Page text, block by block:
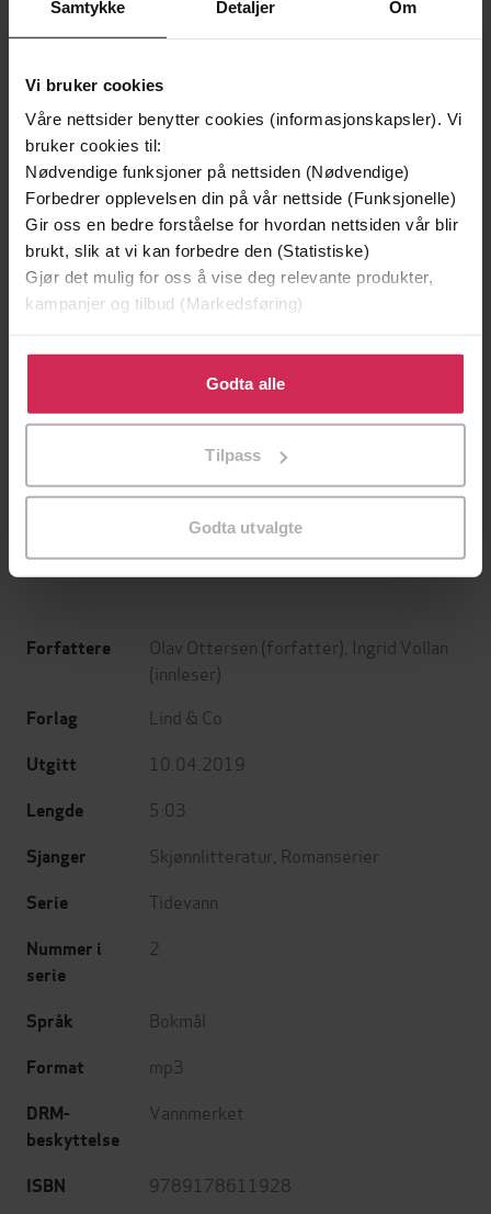
Samtykke Detaljer Om
Vi bruker cookies
Våre nettsider benytter cookies (informasjonskapsler). Vi
bruker cookies til:
Nødvendige funksjoner på nettsiden (Nødvendige)
Forbedrer opplevelsen din på vår nettside (Funksjonelle)
Gir oss en bedre forståelse for hvordan nettsiden vår blir
brukt, slik at vi kan forbedre den (Statistiske)
Gjør det mulig for oss å vise deg relevante produkter,
kampanjer og tilbud (Markedsføring)
Klikk på «Godta alle» for å gi oss ditt samtykke til å
bruke cookies for alle disse formålene. Du kan også
tilpasse ditt samtykke til spesifikke formål ved å klikke
Godta alle
Tilpass
Godta utvalgte
Andre har også kjøpt
Lars Saabye Christensen
Premium
Stian Hjelvin Andersen
Forfattere Olav Ottersen (forfatter), Ingrid Vollan
(innleser)
Forlag Lind & Co
Utgitt 10.04.2019
Lengde 5:03
Sjanger Skjønnlitteratur Romanserier
Serie Tidevann
Nummer i
serie
2
Språk Bokmål
Format mp3
DRM-
beskyttelse
Vannmerket
ISBN 9789178611928